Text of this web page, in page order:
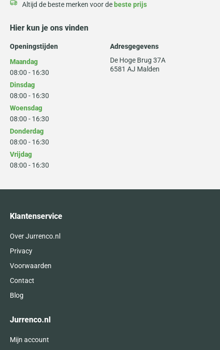
Altijd de beste merken voor de beste prijs
Hier kun je ons vinden
Openingstijden
Maandag
08:00 - 16:30
Dinsdag
08:00 - 16:30
Woensdag
08:00 - 16:30
Donderdag
08:00 - 16:30
Vrijdag
08:00 - 16:30
Adresgegevens
De Hoge Brug 37A
6581 AJ Malden
Klantenservice
Over Jurrenco.nl
Privacy
Voorwaarden
Contact
Blog
Jurrenco.nl
Mijn account